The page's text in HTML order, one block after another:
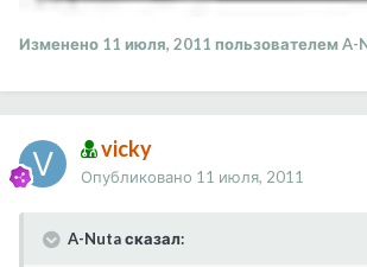
Изменено 11 июля, 2011 пользователем A-
vicky
Опубликовано 11 июля, 2011
A-Nuta сказал: